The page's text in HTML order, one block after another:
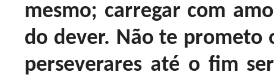
mesmo; carregar com
do dever. Não te prometo
perseverares até o fim